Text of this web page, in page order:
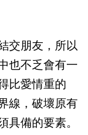
交朋友，所以
也不乏會有一
比愛情重的
線，破壞原有
具備的要素。